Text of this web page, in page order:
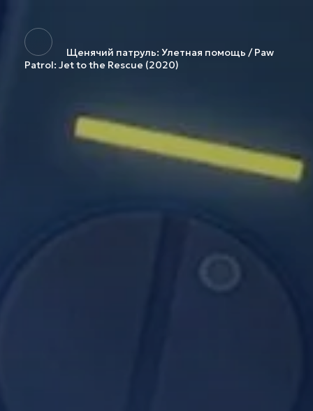
Щенячий патруль: Улетная помощь / Paw
Patrol: Jet to the Rescue (2020)